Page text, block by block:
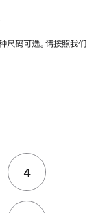
尺码可选。请按照我们
4